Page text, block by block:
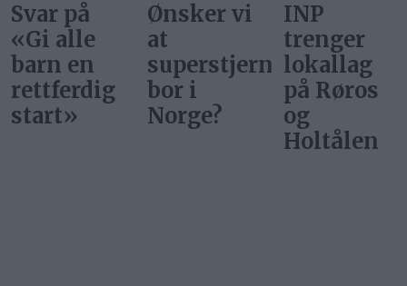
Ønsker vi
at
superstjerner
bor i
Norge?
INP
trenger
lokallag
på Røros
og
Gi alle
barn en
rettferdig
start